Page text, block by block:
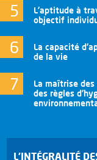
L’aptitude à
objectif
La capacité
de la vie
La maîtrise
des règles
L’INTÉGRALITÉ